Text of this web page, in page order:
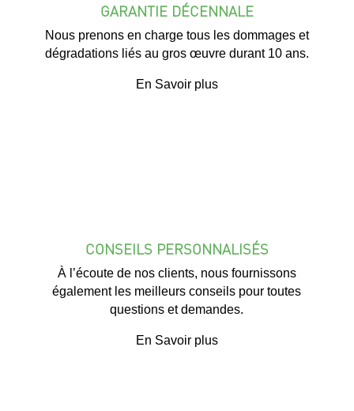
GARANTIE DÉCENNALE
Nous prenons en charge tous les dommages et
dégradations liés au gros œuvre durant 10 ans.
En Savoir plus
CONSEILS PERSONNALISÉS
À l’écoute de nos clients, nous fournissons
également les meilleurs conseils pour toutes
questions et demandes.
En Savoir plus